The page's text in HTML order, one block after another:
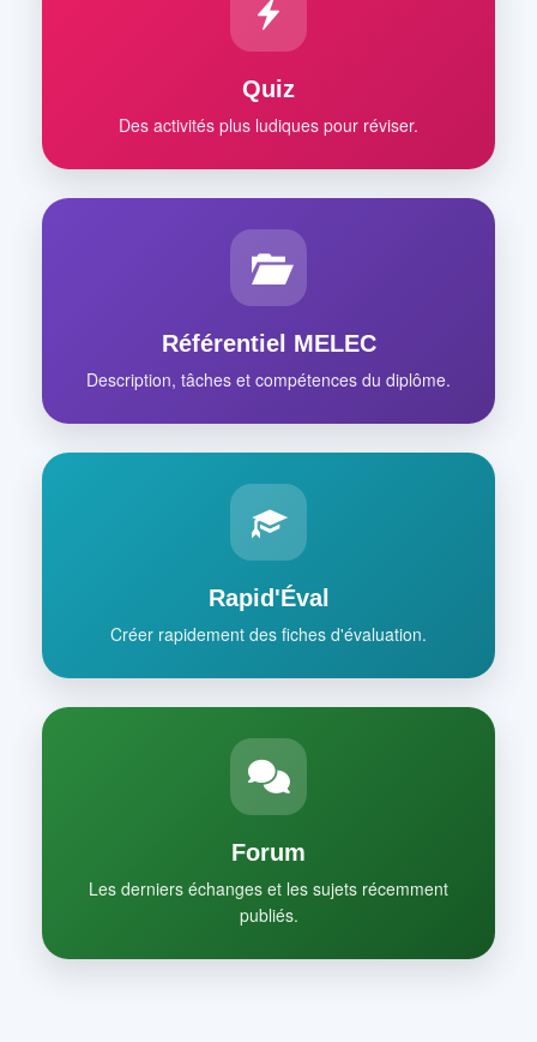
Quiz
Des activités plus ludiques pour réviser.
Référentiel MELEC
Description, tâches et compétences du diplôme.
Rapid'Éval
Créer rapidement des fiches d'évaluation.
Forum
Les derniers échanges et les sujets récemment
publiés.